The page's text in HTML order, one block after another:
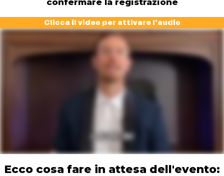
confermare la registrazione
Clicca il video per attivare l'audio
Ecco cosa fare in attesa dell'evento: